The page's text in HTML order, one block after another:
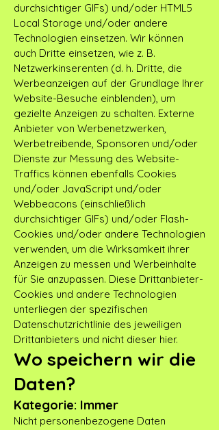
durchsichtiger GIFs) und/oder HTML5
Local Storage und/oder andere
Technologien einsetzen. Wir können
auch Dritte einsetzen, wie z. B.
Netzwerkinserenten (d. h. Dritte, die
Werbeanzeigen auf der Grundlage Ihrer
Website-Besuche einblenden), um
gezielte Anzeigen zu schalten. Externe
Anbieter von Werbenetzwerken,
Werbetreibende, Sponsoren und/oder
Dienste zur Messung des Website-
Traffics können ebenfalls Cookies
und/oder JavaScript und/oder
Webbeacons (einschließlich
durchsichtiger GIFs) und/oder Flash-
Cookies und/oder andere Technologien
verwenden, um die Wirksamkeit ihrer
Anzeigen zu messen und Werbeinhalte
für Sie anzupassen. Diese Drittanbieter-
Cookies und andere Technologien
unterliegen der spezifischen
Datenschutzrichtlinie des jeweiligen
Drittanbieters und nicht dieser hier.
Wo speichern wir die
Daten?
Kategorie: Immer
Nicht personenbezogene Daten